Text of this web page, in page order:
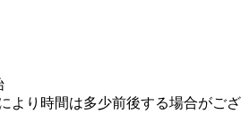
より時間は多少前後する場合がござ